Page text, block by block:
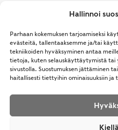
Hallinnoi
Parhaan kokemuksen tarjoamiseksi
evästeitä, tallentaaksemme ja/tai
tekniikoiden hyväksyminen antaa
tietoja, kuten selauskäyttäytymistä tai
sivustolla. Suostumuksen jättäminen
haitallisesti tiettyihin ominaisuuksiin ja
Tutustu ayurvedaan →
© Samhita | Ayurveda -